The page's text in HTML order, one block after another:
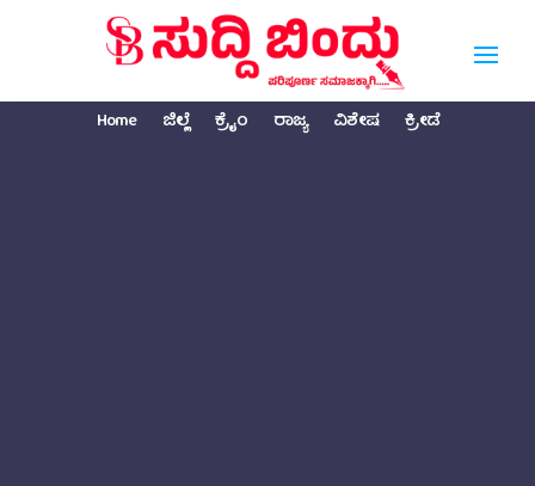
Home ಜಿಲ್ಲೆ ಕ್ರೈಂ ರಾಜ್ಯ ವಿಶೇಷ ಕ್ರೀಡೆ